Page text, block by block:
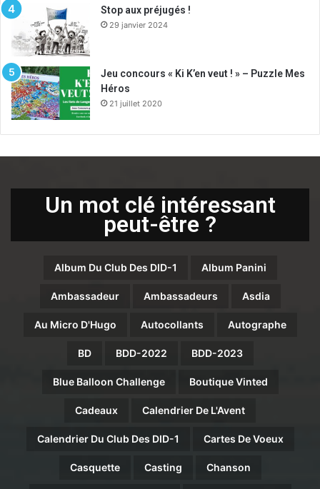
Stop aux préjugés !
29 janvier 2024
Jeu concours « Ki K’en veut ! » – Puzzle Mes
Héros
21 juillet 2020
Un mot clé intéressant
peut-être ?
Album Du Club Des DID-1 Album Panini
Ambassadeur Ambassadeurs Asdia
Au Micro D'Hugo Autocollants Autographe
BD BDD-2022 BDD-2023
Blue Balloon Challenge Boutique Vinted
Cadeaux Calendrier De L'Avent
Calendrier Du Club Des DID-1 Cartes De Voeux
Casquette Casting Chanson